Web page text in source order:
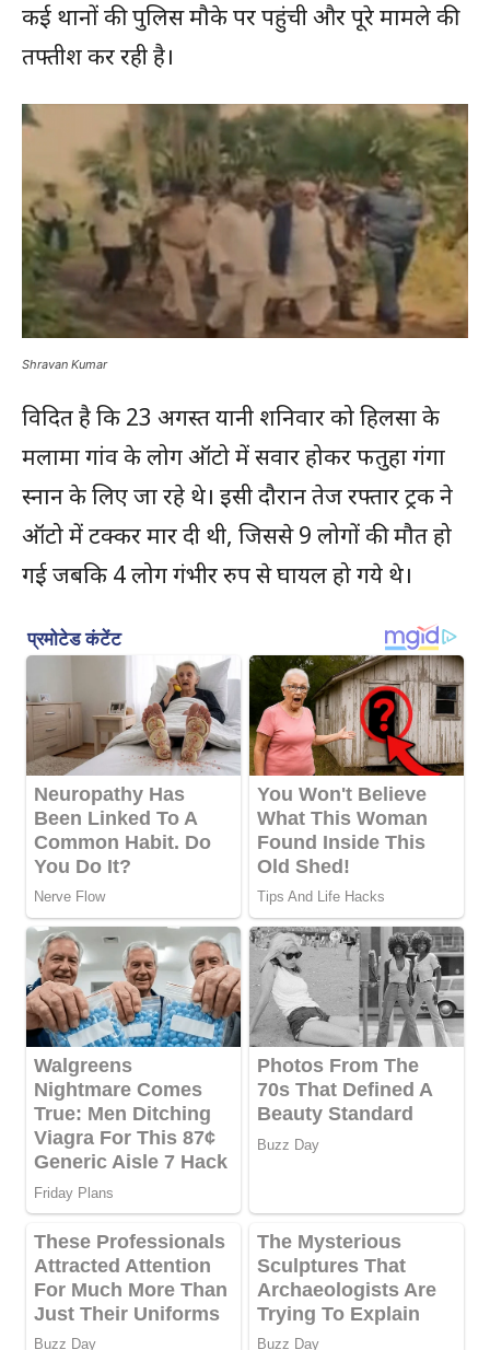
कई थानों की पुलिस मौके पर पहुंची और पूरे मामले की
तफ्तीश कर रही है।
Shravan Kumar
विदित है कि 23 अगस्त यानी शनिवार को हिलसा के
मलामा गांव के लोग ऑटो में सवार होकर फतुहा गंगा
स्नान के लिए जा रहे थे। इसी दौरान तेज रफ्तार ट्रक ने
ऑटो में टक्कर मार दी थी, जिससे 9 लोगों की मौत हो
गई जबकि 4 लोग गंभीर रुप से घायल हो गये थे।